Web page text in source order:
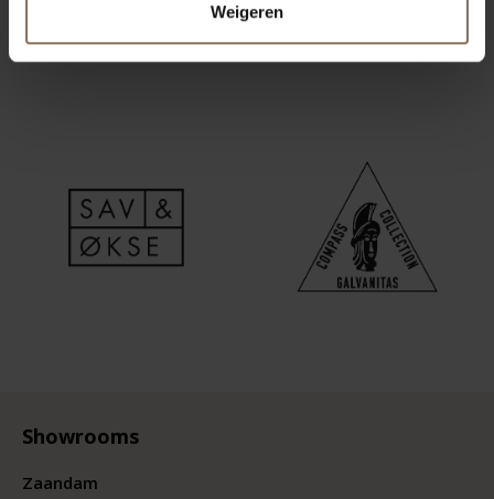
Weigeren
Showrooms
Zaandam